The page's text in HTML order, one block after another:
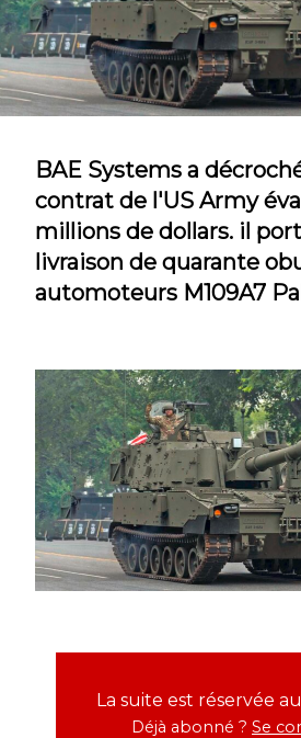
BAE Systems a
contrat de l'US Army
millions de dollars. il
livraison de quarante
automoteurs M109A7
La suite est réservée
Déjà abonné ? Se